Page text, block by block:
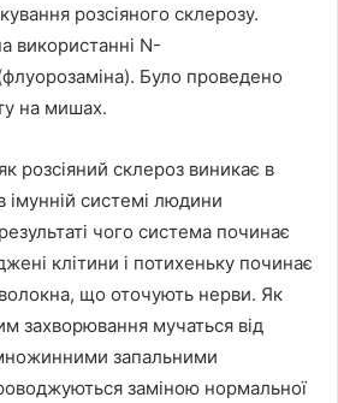
розсіяного склерозу.
використанні N-
Було проведено
на мишах.
розсіяний склероз виникає в
системі людини
чого система починає
клітини і потихеньку починає
волокна, що оточують нерви. Як
захворювання мучаться від
запальними
заміною нормальної